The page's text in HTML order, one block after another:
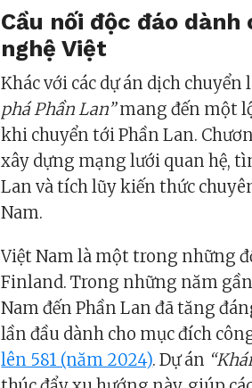
Cầu nối độc đáo
nghệ Việt
Khác với các dự án dịch
phá Phần Lan”mang đến một
khi chuyển tới Phần Lan.
xây dựng mạng lưới quan hệ,
Lan và tích lũy kiến thức
Nam.
Việt Nam là một trong những
Finland. Trong những năm
Nam đến Phần Lan đã tăng
lần đầu dành cho mục đích
lên 581 (năm 2024). Dự án